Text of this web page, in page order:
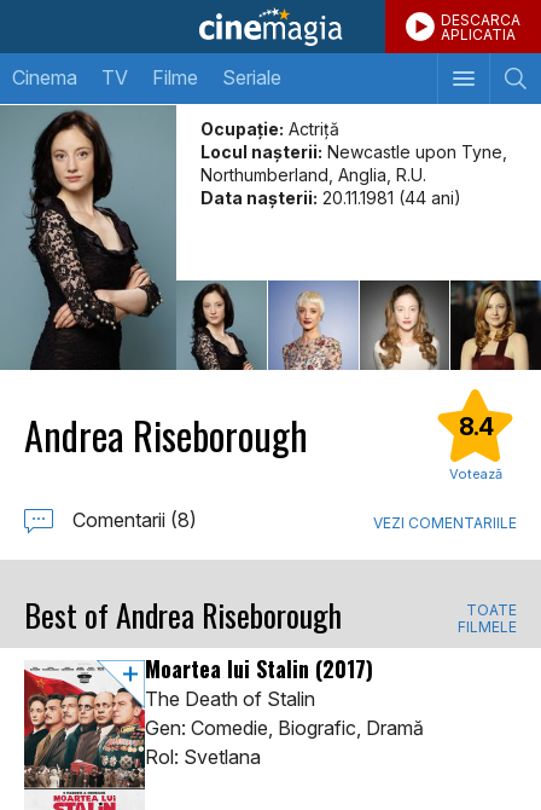
DESCARCA
APLICATIA
Cinema TV Filme Seriale
Ocupație: Actriță
Locul naşterii: Newcastle upon Tyne,
Northumberland, Anglia, R.U.
Data naşterii: 20.11.1981 (44 ani)
Andrea Riseborough 8.4
Votează
Comentarii (8) VEZI COMENTARIILE
Best of Andrea Riseborough
TOATE
FILMELE
Moartea lui Stalin (2017)
The Death of Stalin
Gen: Comedie, Biografic, Dramă
Rol: Svetlana